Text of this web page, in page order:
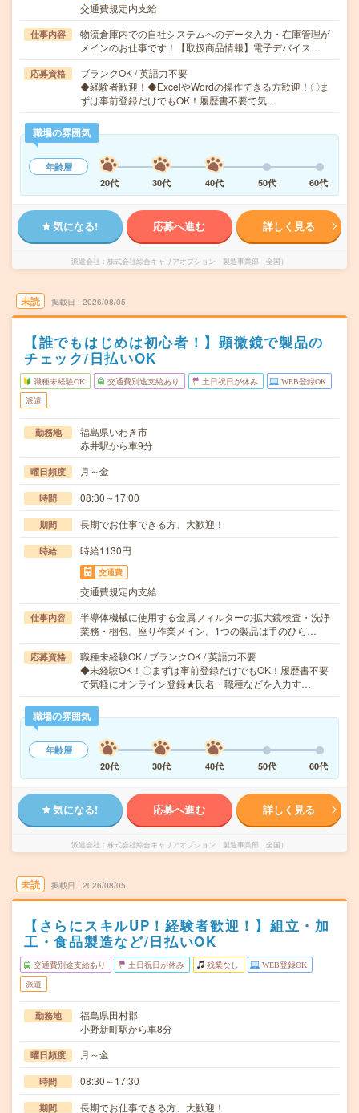
交通費規定内支給
仕事内容
物流倉庫内での自社システムへのデータ入力・在庫管理が
メインのお仕事です！【取扱商品情報】電子デバイス…
応募資格
ブランクOK / 英語力不要
◆経験者歓迎！◆ExcelやWordの操作できる方歓迎！〇ま
ずは事前登録だけでもOK！履歴書不要で気…
職場の雰囲気
年齢層
20代
30代 40代 50代 60代
気になる! 応募へ進む 詳しく見る
派遣会社 株式会社綜合キャリアオプション 製造事業部（全国）
未読 掲載日 2026/08/05
【誰でもはじめは初心者！】顕微鏡で製品の
チェック/日払いOK
職種未経験OK 交通費別途支給あり 土日祝日が休み WEB登録OK
派遣
勤務地
福島県いわき市
赤井駅から車9分
曜日頻度 月～金
時間 08:30～17:00
期間 長期でお仕事できる方、大歓迎！
時給 時給1130円
交通費
交通費規定内支給
仕事内容
半導体機械に使用する金属フィルターの拡大鏡検査・洗浄
業務・梱包。座り作業メイン。1つの製品は手のひら…
応募資格
職種未経験OK / ブランクOK / 英語力不要
◆未経験OK！〇まずは事前登録だけでもOK！履歴書不要
で気軽にオンライン登録★氏名・職種などを入力す…
職場の雰囲気
年齢層
20代
30代 40代 50代 60代
気になる! 応募へ進む 詳しく見る
派遣会社 株式会社綜合キャリアオプション 製造事業部（全国）
未読 掲載日 2026/08/05
【さらにスキルUP！経験者歓迎！】組立・加
工・食品製造など/日払いOK
交通費別途支給あり 土日祝日が休み 残業なし WEB登録OK
派遣
勤務地
福島県田村郡
小野新町駅から車8分
曜日頻度 月～金
時間 08:30～17:30
期間 長期でお仕事できる方、大歓迎！